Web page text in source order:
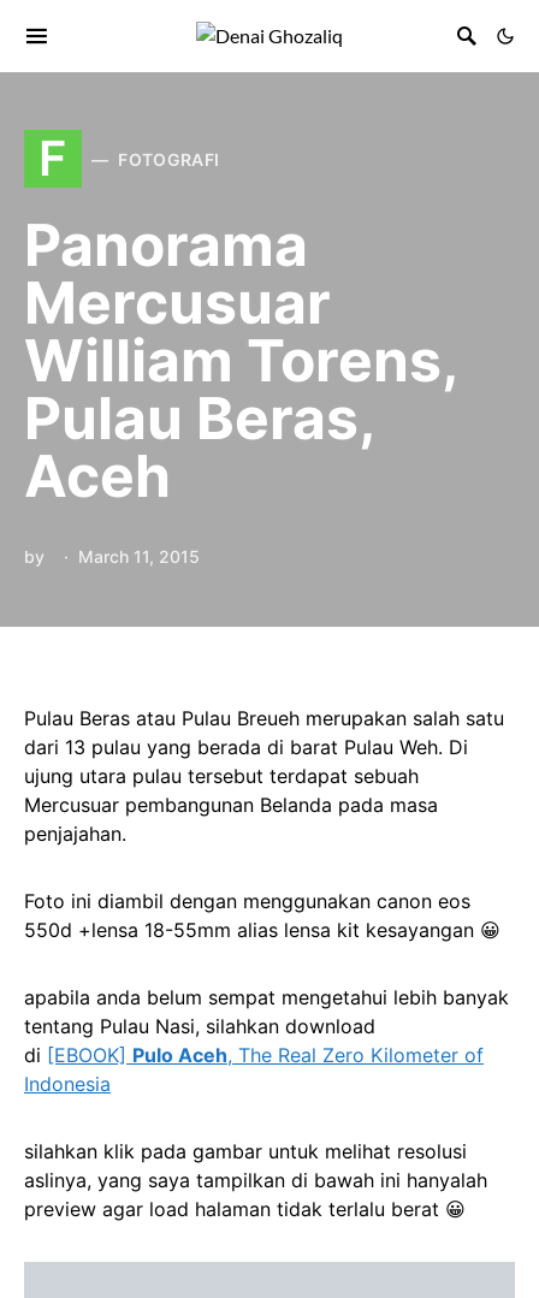
F FOTOGRAFI
Panorama
Mercusuar
William Torens,
Pulau Beras,
Aceh
by March 11, 2015
Pulau Beras atau Pulau Breueh merupakan salah satu
dari 13 pulau yang berada di barat Pulau Weh. Di
ujung utara pulau tersebut terdapat sebuah
Mercusuar pembangunan Belanda pada masa
penjajahan.
Foto ini diambil dengan menggunakan canon eos
550d +lensa 18-55mm alias lensa kit kesayangan 😀
apabila anda belum sempat mengetahui lebih banyak
tentang Pulau Nasi, silahkan download
di [EBOOK] Pulo Aceh, The Real Zero Kilometer of
Indonesia
silahkan klik pada gambar untuk melihat resolusi
aslinya, yang saya tampilkan di bawah ini hanyalah
preview agar load halaman tidak terlalu berat 😀